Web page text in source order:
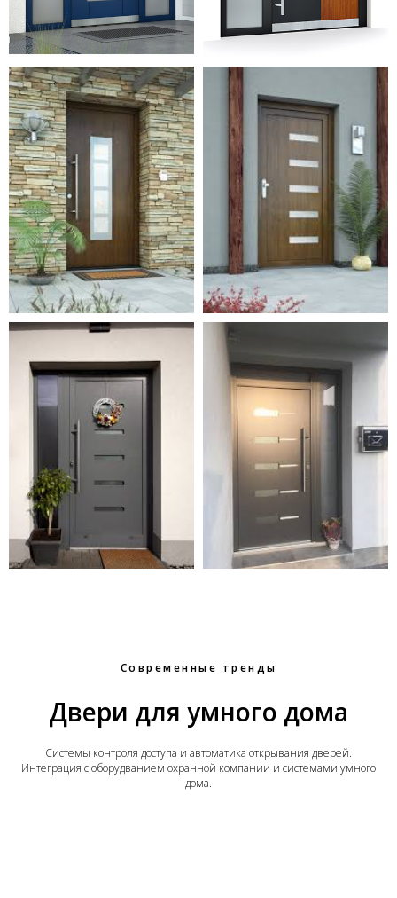
Современные тренды
Двери для умного дома
Системы контроля доступа и автоматика открывания дверей.
Интеграция с оборудванием охранной компании и системами умного
дома.